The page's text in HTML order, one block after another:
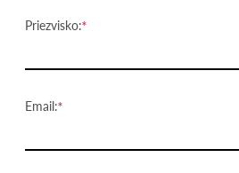
Priezvisko:
Email: